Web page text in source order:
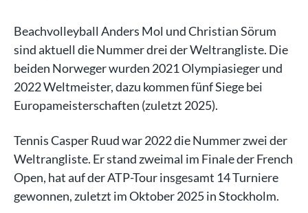
Beachvolleyball Anders Mol und Christian Sörum
sind aktuell die Nummer drei der Weltrangliste. Die
beiden Norweger wurden 2021 Olympiasieger und
2022 Weltmeister, dazu kommen fünf Siege bei
Europameisterschaften (zuletzt 2025).
Tennis Casper Ruud war 2022 die Nummer zwei der
Weltrangliste. Er stand zweimal im Finale der French
Open, hat auf der ATP-Tour insgesamt 14 Turniere
gewonnen, zuletzt im Oktober 2025 in Stockholm.